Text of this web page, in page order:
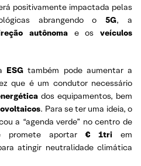
positivamente impactada pelas
abrangendo o5G, a
autônoma e osveículos
ESGtambém pode aumentar a
que é um condutor necessário
dos equipamentos, bem
. Para se ter uma ideia, o
a “agenda verde” no centro de
promete aportar € 1tri em
atingir neutralidade climática